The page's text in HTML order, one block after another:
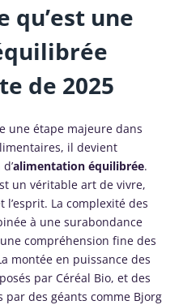
qu’est une
de 2025
une étape majeure dans
il devient
alimentation équilibrée.
un véritable art de vivre,
La complexité des
à une surabondance
compréhension fine des
montée en puissance des
par Céréal Bio, et des
des géants comme Bjorg